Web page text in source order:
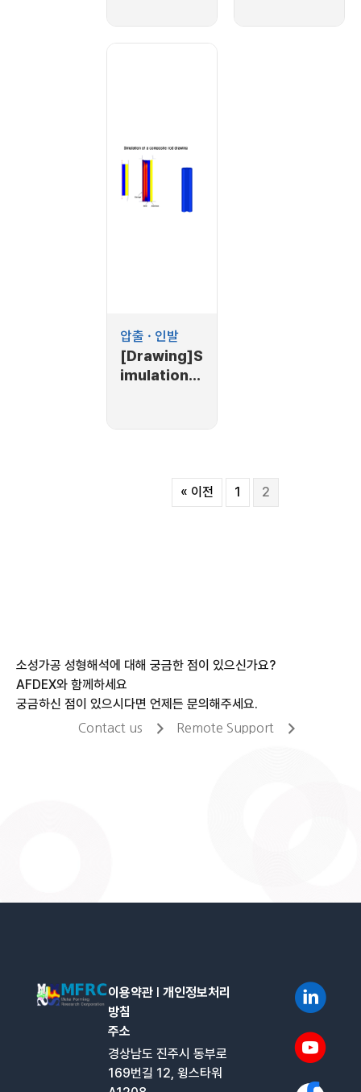
process
압출 · 인발
[Drawing]S
imulation
rod
« 이전 1 2
소성가공 성형해석에 대해 궁금한 점이 있으신가요?
AFDEX와 함께하세요
궁금하신 점이 있으시다면 언제든 문의해주세요.
Contact us Remote Support
이용약관 l개인정보처리
방침
주소
경상남도 진주시 동부로
169번길 12, 윙스타워